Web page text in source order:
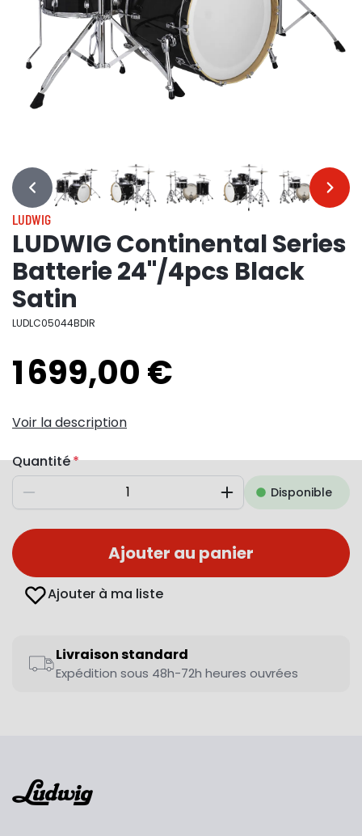
… …
LUDWIG
LUDWIG Continental Series
Batterie 24"/4pcs Black
Satin
LUDLC05044BDIR
1 699,00 €
Voir la description
Quantité
Diminuer AugmenterDisponible
Ajouter au panier
Ajouter à ma liste
Livraison standard
Expédition sous 48h-72h heures ouvrées